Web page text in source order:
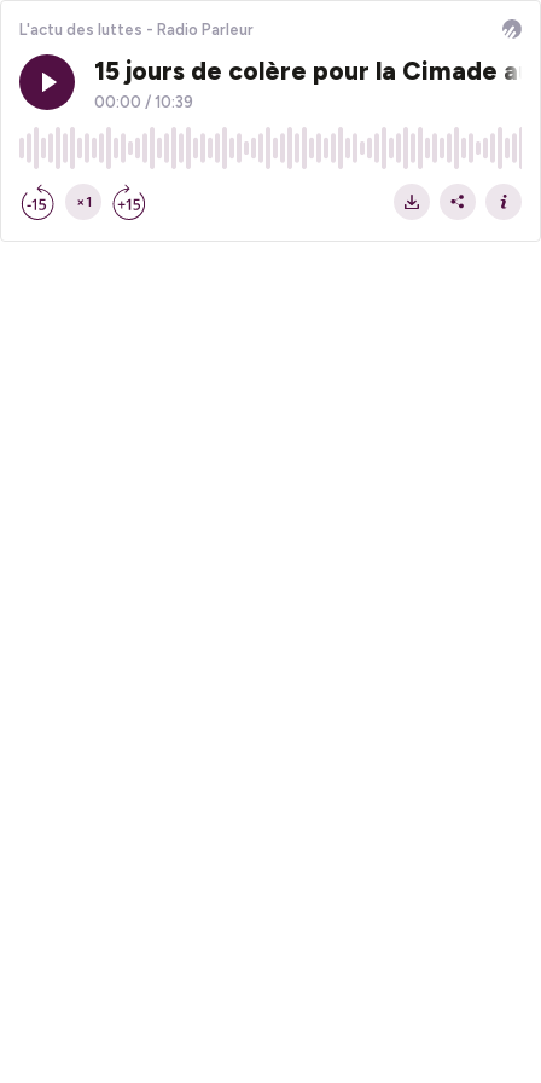
L'actu des luttes - Radio Parleur
15 jours de colère pour la Cimade
00:00 / 10:39
×1